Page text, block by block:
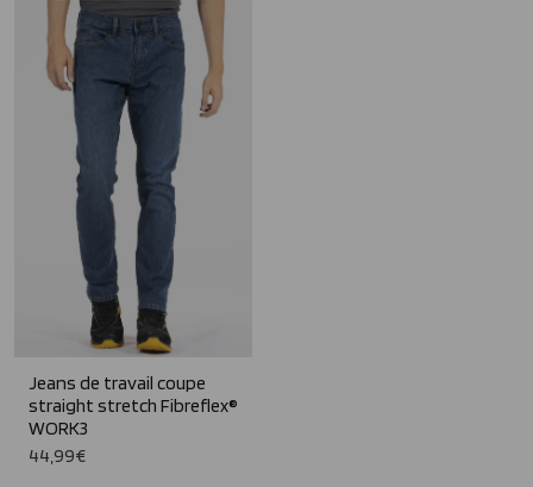
Jeans de travail coupe
straight stretch Fibreflex®
WORK3
44,99€